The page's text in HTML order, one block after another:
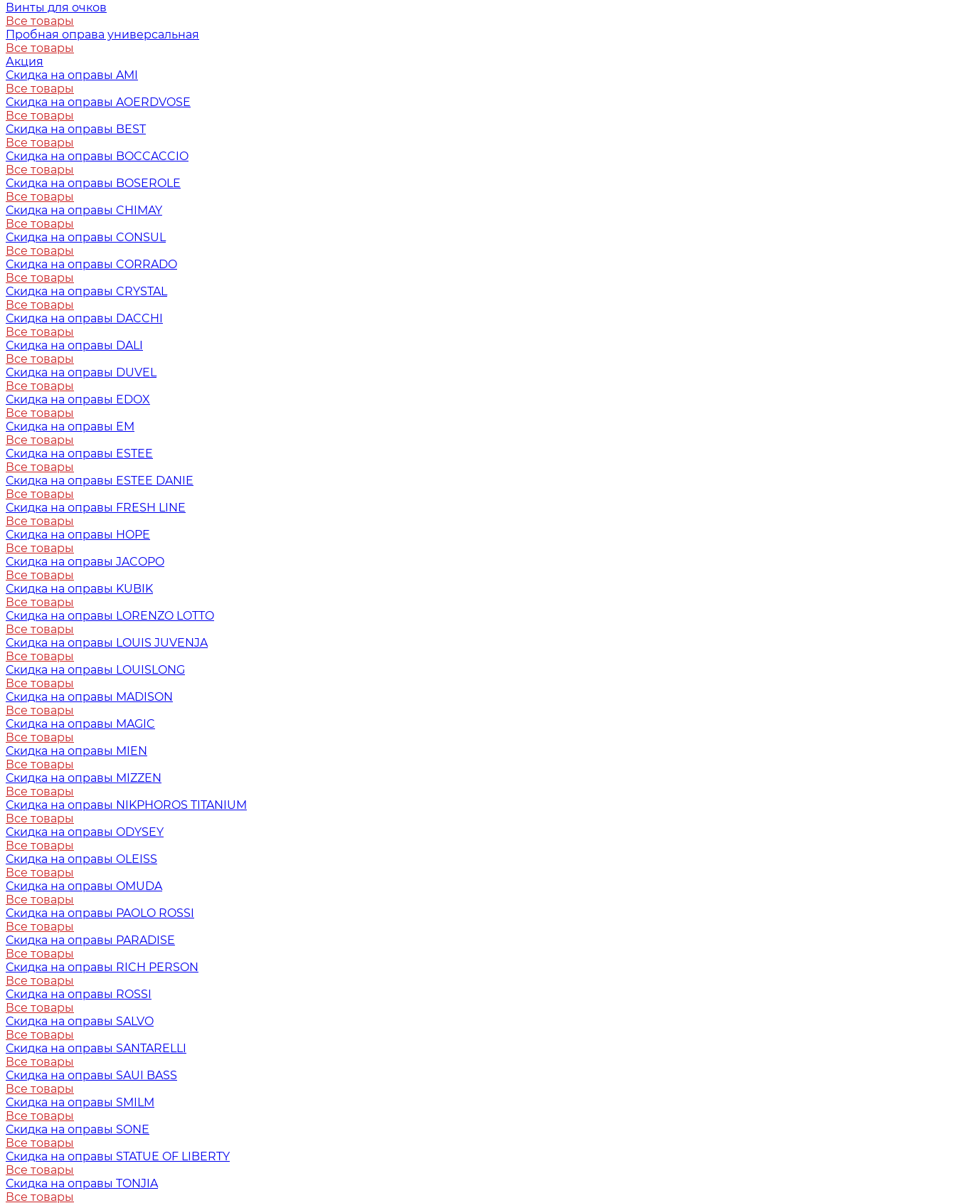
Винты для очков
Все товары
Пробная оправа универсальная
Все товары
Акция
Скидка на оправы AMI
Все товары
Скидка на оправы AOERDVOSE
Все товары
Скидка на оправы BEST
Все товары
Скидка на оправы BOCCACCIO
Все товары
Скидка на оправы BOSEROLE
Все товары
Скидка на оправы CHIMAY
Все товары
Скидка на оправы CONSUL
Все товары
Скидка на оправы CORRADO
Все товары
Скидка на оправы CRYSTAL
Все товары
Скидка на оправы DACCHI
Все товары
Скидка на оправы DALI
Все товары
Скидка на оправы DUVEL
Все товары
Скидка на оправы EDOX
Все товары
Скидка на оправы EM
Все товары
Скидка на оправы ESTEE
Все товары
Скидка на оправы ESTEE DANIE
Все товары
Скидка на оправы FRESH LINE
Все товары
Скидка на оправы HOPE
Все товары
Скидка на оправы JACOPO
Все товары
Скидка на оправы KUBIK
Все товары
Скидка на оправы LORENZO LOTTO
Все товары
Скидка на оправы LOUIS JUVENJA
Все товары
Скидка на оправы LOUISLONG
Все товары
Скидка на оправы MADISON
Все товары
Скидка на оправы MAGIC
Все товары
Скидка на оправы MIEN
Все товары
Скидка на оправы MIZZEN
Все товары
Скидка на оправы NIKPHOROS TITANIUM
Все товары
Скидка на оправы ODYSEY
Все товары
Скидка на оправы OLEISS
Все товары
Скидка на оправы OMUDA
Все товары
Скидка на оправы PAOLO ROSSI
Все товары
Скидка на оправы PARADISE
Все товары
Скидка на оправы RICH PERSON
Все товары
Скидка на оправы ROSSI
Все товары
Скидка на оправы SALVO
Все товары
Скидка на оправы SANTARELLI
Все товары
Скидка на оправы SAUI BASS
Все товары
Скидка на оправы SMILM
Все товары
Скидка на оправы SONE
Все товары
Скидка на оправы STATUE OF LIBERTY
Все товары
Скидка на оправы TONJIA
Все товары